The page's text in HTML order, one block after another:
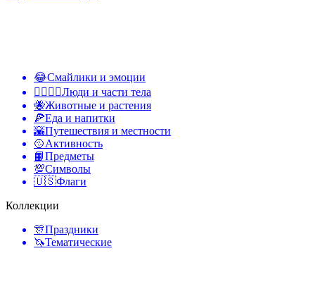
😂Смайлики и эмоции
👩‍❤️‍💋‍👨Люди и части тела
🐝Животные и растения
🍕Еда и напитки
🌇Путешествия и местности
🥎Активность
📙Предметы
💯Символы
🇺🇸Флаги
Коллекции
🎊Праздники
🦄Тематические